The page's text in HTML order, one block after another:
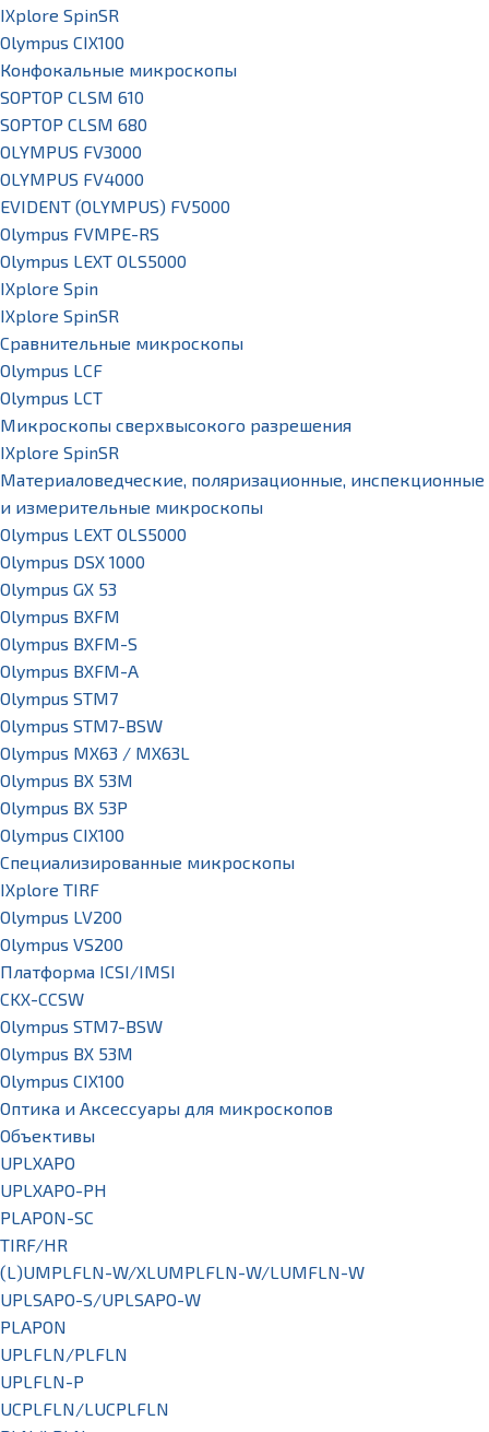
IXplore SpinSR
Olympus CIX100
Конфокальные микроскопы
SOPTOP CLSM 610
SOPTOP CLSM 680
OLYMPUS FV3000
OLYMPUS FV4000
EVIDENT (OLYMPUS) FV5000
Olympus FVMPE-RS
Olympus LEXT OLS5000
IXplore Spin
IXplore SpinSR
Сравнительные микроскопы
Olympus LCF
Olympus LCT
Микроскопы сверхвысокого разрешения
IXplore SpinSR
Материаловедческие, поляризационные, инспекционные
и измерительные микроскопы
Olympus LEXT OLS5000
Olympus DSX 1000
Olympus GX 53
Olympus BXFM
Olympus BXFM-S
Olympus BXFM-A
Olympus STM7
Olympus STM7-BSW
Olympus MX63 / MX63L
Olympus BX 53M
Olympus BX 53P
Olympus CIX100
Специализированные микроскопы
IXplore TIRF
Olympus LV200
Olympus VS200
Платформа ICSI/IMSI
CKX-CCSW
Olympus STM7-BSW
Olympus BX 53M
Olympus CIX100
Оптика и Аксессуары для микроскопов
Объективы
UPLXAPO
UPLXAPO-PH
PLAPON-SC
TIRF/HR
(L)UMPLFLN-W/XLUMPLFLN-W/LUMFLN-W
UPLSAPO-S/UPLSAPO-W
PLAPON
UPLFLN/PLFLN
UPLFLN-P
UCPLFLN/LUCPLFLN